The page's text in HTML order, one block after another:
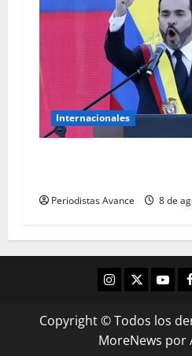
Internacionales
Periodistas Avance 8 de
Copyright © Todos los
MoreNews por